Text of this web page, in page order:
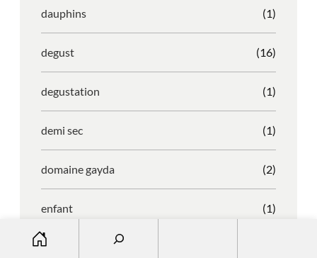
dauphins (1)
degust (16)
degustation (1)
demi sec (1)
domaine gayda (2)
enfant (1)
entreprise